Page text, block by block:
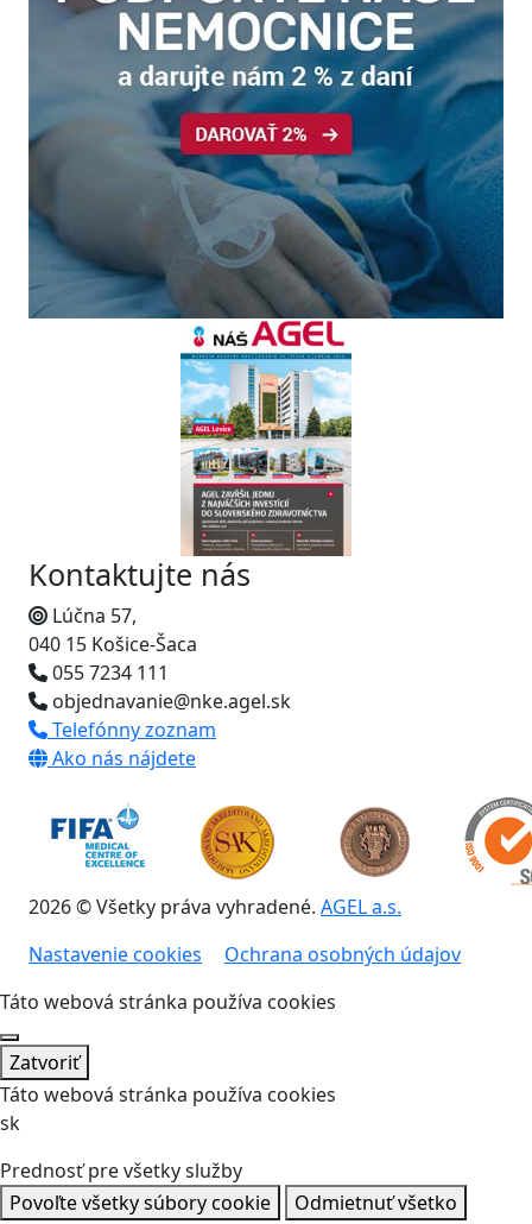
Kontaktujte nás
Lúčna 57,
040 15 Košice-Šaca
055 7234 111
objednavanie@nke.agel.sk
Telefónny zoznam
Ako nás nájdete
2026 © Všetky práva vyhradené. AGEL a.s.
Nastavenie cookies
Ochrana osobných údajov
Táto webová stránka používa cookies
Zatvoriť
Táto webová stránka používa cookies
sk
Prednosť pre všetky služby
Povoľte všetky súbory cookie
Odmietnuť všetko